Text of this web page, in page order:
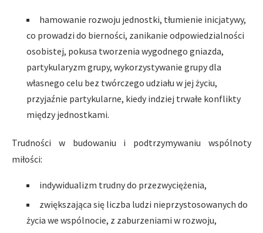
hamowanie rozwoju jednostki, tłumienie inicjatywy,
co prowadzi do bierności, zanikanie odpowiedzialności
osobistej, pokusa tworzenia wygodnego gniazda,
partykularyzm grupy, wykorzystywanie grupy dla
własnego celu bez twórczego udziału w jej życiu,
przyjaźnie partykularne, kiedy indziej trwałe konflikty
między jednostkami.
Trudności w budowaniu i podtrzymywaniu wspólnoty
miłości:
indywidualizm trudny do przezwyciężenia,
zwiększająca się liczba ludzi nieprzystosowanych do
życia we wspólnocie, z zaburzeniami w rozwoju,